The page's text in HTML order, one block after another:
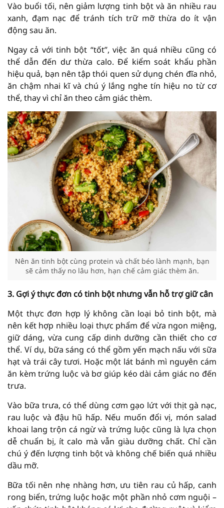
Vào buổi tối, nên giảm lượng tinh bột và ăn nhiều rau
xanh, đạm nạc để tránh tích trữ mỡ thừa do ít vận
động sau ăn.
Ngay cả với tinh bột “tốt”, việc ăn quá nhiều cũng có
thể dẫn đến dư thừa calo. Để kiểm soát khẩu phần
hiệu quả, bạn nên tập thói quen sử dụng chén đĩa nhỏ,
ăn chậm nhai kĩ và chú ý lắng nghe tín hiệu no từ cơ
thể, thay vì chỉ ăn theo cảm giác thèm.
Nên ăn tinh bột cùng protein và chất béo lành mạnh, bạn
sẽ cảm thấy no lâu hơn, hạn chế cảm giác thèm ăn.
3. Gợi ý thực đơn có tinh bột nhưng vẫn hỗ trợ giữ cân
Một thực đơn hợp lý không cần loại bỏ tinh bột, mà
nên kết hợp nhiều loại thực phẩm để vừa ngon miệng,
giữ dáng, vừa cung cấp dinh dưỡng cần thiết cho cơ
thể. Ví dụ, bữa sáng có thể gồm yến mạch nấu với sữa
hạt và trái cây tươi. Hoặc một lát bánh mì nguyên cám
ăn kèm trứng luộc và bơ giúp kéo dài cảm giác no đến
trưa.
Vào bữa trưa, có thể dùng cơm gạo lứt với thịt gà nạc,
rau luộc và đậu hũ hấp. Nếu muốn đổi vị, món salad
khoai lang trộn cá ngừ và trứng luộc cũng là lựa chọn
dễ chuẩn bị, ít calo mà vẫn giàu dưỡng chất. Chỉ cần
chú ý đến lượng tinh bột và không chế biến quá nhiều
dầu mỡ.
Bữa tối nên nhẹ nhàng hơn, ưu tiên rau củ hấp, canh
rong biển, trứng luộc hoặc một phần nhỏ cơm nguội –